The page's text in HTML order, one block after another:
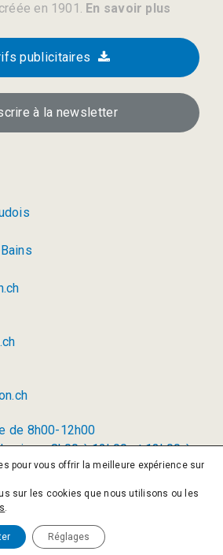
en 1901. En savoir plus
publicitaires
à la newsletter
de 8h00-12h00
8h00 à 12h00 et 13h00 à
pour vous offrir la meilleure expérience sur
sur les cookies que nous utilisons ou les
.
Réglages